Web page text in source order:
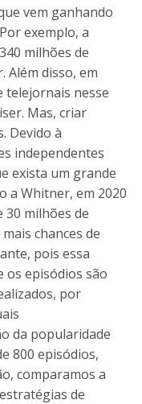
vem ganhando
exemplo, a
milhões de
Além disso, em
telejornais nesse
Mas, criar
Devido à
independentes
exista um grande
a Whitner, em 2020
30 milhões de
chances de
pois essa
os episódios são
por
da popularidade
800 episódios,
comparamos a
de